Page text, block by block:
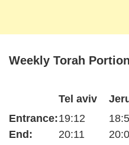
Entrance:
End:
Tel aviv
19:12
20:11